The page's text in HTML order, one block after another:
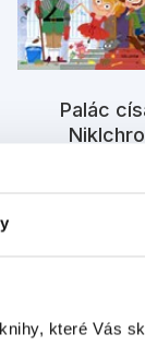
které Vás
Palác